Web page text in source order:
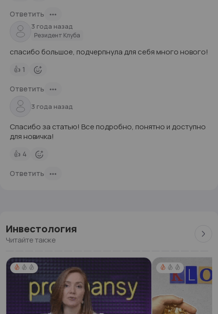
Ответить
3 года назад
Резидент Клуба
спасибо большое, подчерпнула для себя много нового!
👍 1
Ответить
3 года назад
Спасибо за статью! Все подробно, понятно и доступно
для новичка!
👍 4
Ответить
Инвестология
Читайте также